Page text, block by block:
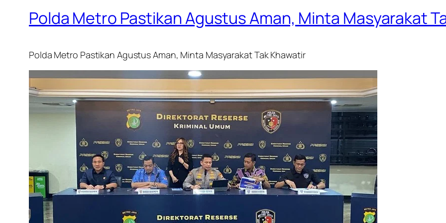
Polda Metro Pastikan Agustus Aman, Minta Masyarakat
Polda Metro Pastikan Agustus Aman, Minta Masyarakat Tak Khawatir